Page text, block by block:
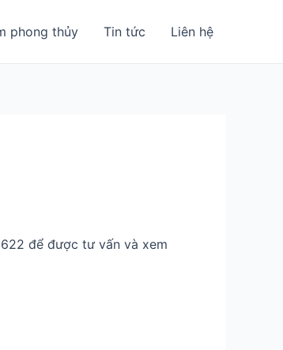
phong thủy Tin tức Liên hệ
để được tư vấn và xem